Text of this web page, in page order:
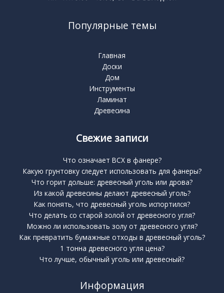
Популярные темы
Главная
Доски
Дом
Инструменты
Ламинат
Древесина
Свежие записи
Что означает BCX в фанере?
Какую грунтовку следует использовать для фанеры?
Что горит дольше: древесный уголь или дрова?
Из какой древесины делают древесный уголь?
Как понять, что древесный уголь испортился?
Что делать со старой золой от древесного угля?
Можно ли использовать золу от древесного угля?
Как превратить бумажные отходы в древесный уголь?
1 тонна древесного угля цена?
Что лучше, обычный уголь или древесный?
Информация